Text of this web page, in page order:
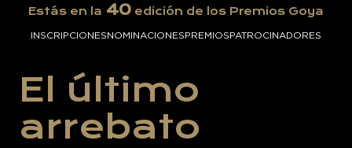
Estás en la 40 edición de los Premios Goya
INSCRIPCIONESNOMINACIONESPREMIOSPATROCINADORES
El último
arrebato